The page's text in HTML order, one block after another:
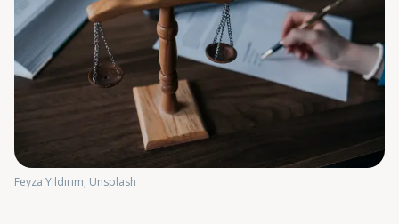
Feyza Yıldırım, Unsplash